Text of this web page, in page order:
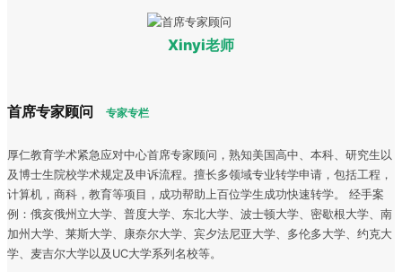
Xinyi老师
首席专家顾问 专家专栏
厚仁教育学术紧急应对中心首席专家顾问，熟知美国高中、本科、研究生以
及博士生院校学术规定及申诉流程。擅长多领域专业转学申请，包括工程，
计算机，商科，教育等项目，成功帮助上百位学生成功快速转学。 经手案
例：俄亥俄州立大学、普度大学、东北大学、波士顿大学、密歇根大学、南
加州大学、莱斯大学、康奈尔大学、宾夕法尼亚大学、多伦多大学、约克大
学、麦吉尔大学以及UC大学系列名校等。